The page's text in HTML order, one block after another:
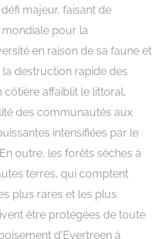
majeur, faisant de
pour la
en raison de sa faune et
destruction rapide des
côtière affaiblit le littoral,
des communautés aux
intensifiées par le
outre, les forêts sèches à
terres, qui comptent
plus rares et les plus
être protégées de toute
d'Evertreen à